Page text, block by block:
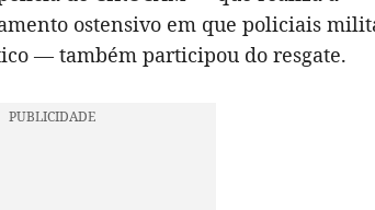
ostensivo em que policiais
— também participou do resgate.